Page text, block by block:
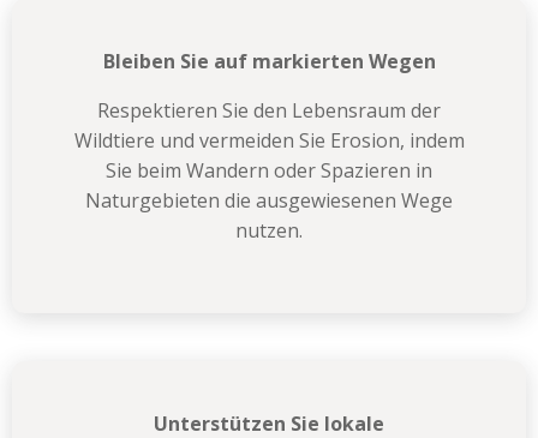
Bleiben Sie auf markierten Wegen
Respektieren Sie den Lebensraum der
Wildtiere und vermeiden Sie Erosion, indem
Sie beim Wandern oder Spazieren in
Naturgebieten die ausgewiesenen Wege
nutzen.
Unterstützen Sie lokale